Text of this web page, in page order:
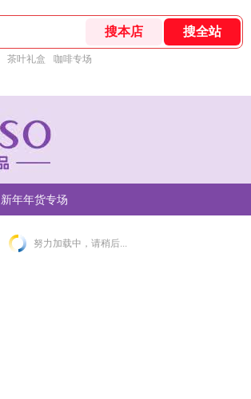
茶叶礼盒 咖啡专场
新年年货专场
努力加载中，请稍后...